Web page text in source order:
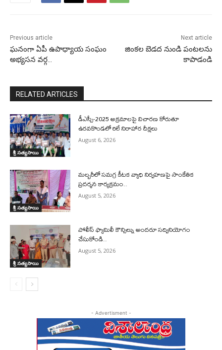
Previous article
ఘనంగా ఏపీ ఉపాధ్యాయ సంఘం
అభ్యసన వర్గ…
Next article
జింకల బెడద నుండి పంటలను
కాపాడండి
RELATED ARTICLES
శ్రీ సత్యసాయి
డీఎస్సీ-2025 అక్రమాలపై విచారణ కోరుతూ
ఉరవకొండలో రిలే నిరాహార దీక్షలు
August 6, 2026
శ్రీ సత్యసాయి
మల్బరీలో సమగ్ర కీటక వ్యాధి నిర్వహణపై సాంకేతిక
ప్రదర్శన కార్యక్రమం..
August 5, 2026
శ్రీ సత్యసాయి
పోలీస్ ఫ్యామిలీ కౌన్సిల్ను అందరూ సద్వినియోగం
చేసుకోండి..
August 5, 2026
- Advertisment -